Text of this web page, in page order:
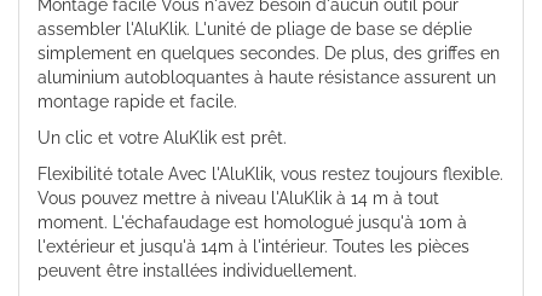
Montage facile Vous n'avez besoin d'aucun outil pour
assembler l'AluKlik. L'unité de pliage de base se déplie
simplement en quelques secondes. De plus, des griffes en
aluminium autobloquantes à haute résistance assurent un
montage rapide et facile.
Un clic et votre AluKlik est prêt.
Flexibilité totale Avec l'AluKlik, vous restez toujours flexible.
Vous pouvez mettre à niveau l'AluKlik à 14 m à tout
moment. L'échafaudage est homologué jusqu'à 10m à
l'extérieur et jusqu'à 14m à l'intérieur. Toutes les pièces
peuvent être installées individuellement.